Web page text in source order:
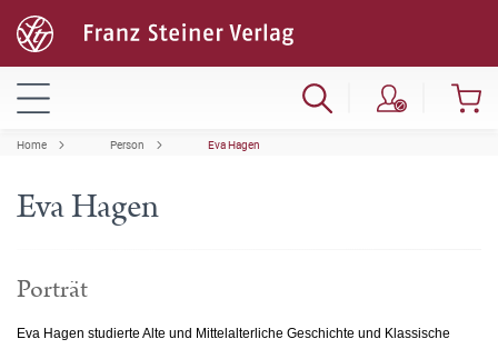
Home Person Eva Hagen
Eva Hagen
Porträt
Eva Hagen studierte Alte und Mittelalterliche Geschichte und Klassische